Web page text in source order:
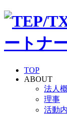
TOP
ABOUT
法人
理事
活動